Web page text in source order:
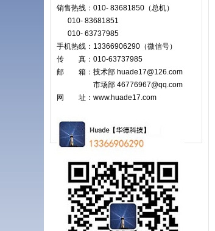
销售热线：010- 83681850（总机）
010- 83681851
010- 63737985
手机热线：13366906290（微信号）
传 真：010-63737985
邮 箱：技术部 huade17@126.com
市场部 46776967@qq.com
网 址：www.huade17.com